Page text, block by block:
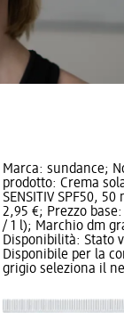
Marca: sundance;
prodotto: Crema
SENSITIV SPF50,
2,95 €; Prezzo
/ 1 l); Marchio dm
Disponibilità: Stato
Disponibile per la
grigio seleziona il